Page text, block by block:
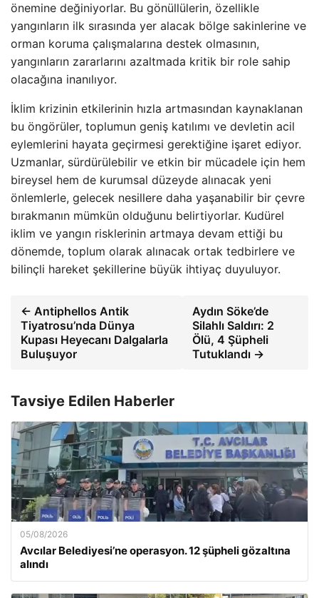
önemine değiniyorlar. Bu gönüllülerin, özellikle
yangınların ilk sırasında yer alacak bölge sakinlerine ve
orman koruma çalışmalarına destek olmasının,
yangınların zararlarını azaltmada kritik bir role sahip
olacağına inanılıyor.
İklim krizinin etkilerinin hızla artmasından kaynaklanan
bu öngörüler, toplumun geniş katılımı ve devletin acil
eylemlerini hayata geçirmesi gerektiğine işaret ediyor.
Uzmanlar, sürdürülebilir ve etkin bir mücadele için hem
bireysel hem de kurumsal düzeyde alınacak yeni
önlemlerle, gelecek nesillere daha yaşanabilir bir çevre
bırakmanın mümkün olduğunu belirtiyorlar. Kudürel
iklim ve yangın risklerinin artmaya devam ettiği bu
dönemde, toplum olarak alınacak ortak tedbirlere ve
bilinçli hareket şekillerine büyük ihtiyaç duyuluyor.
← Antiphellos Antik
Tiyatrosu’nda Dünya
Kupası Heyecanı Dalgalarla
Buluşuyor
Aydın Söke’de
Silahlı Saldırı: 2
Ölü, 4 Şüpheli
Tutuklandı →
Tavsiye Edilen Haberler
05/08/2026
Avcılar Belediyesi’ne operasyon. 12 şüpheli gözaltına
alındı